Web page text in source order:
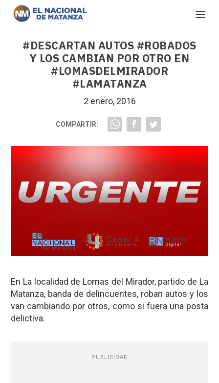
#DESCARTAN AUTOS #ROBADOS
Y LOS CAMBIAN POR OTRO EN
#LOMASDELMIRADOR
#LAMATANZA
2 enero, 2016
COMPARTIR:
En La localidad de Lomas del Mirador, partido de La
Matanza, banda de delincuentes, roban autos y los
van cambiando por otros, como si fuera una posta
delictiva.
PUBLICIDAD